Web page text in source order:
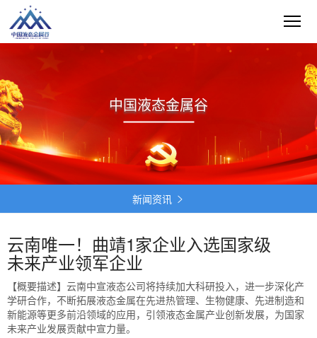
中国液态金属谷
新闻资讯 
云南唯一！曲靖1家企业入选国家级
未来产业领军企业
【概要描述】 云南中宣液态公司将持续加大科研投入，进一步深化产
学研合作，不断拓展液态金属在先进热管理、生物健康、先进制造和
新能源等更多前沿领域的应用，引领液态金属产业创新发展，为国家
未来产业发展贡献中宣力量。